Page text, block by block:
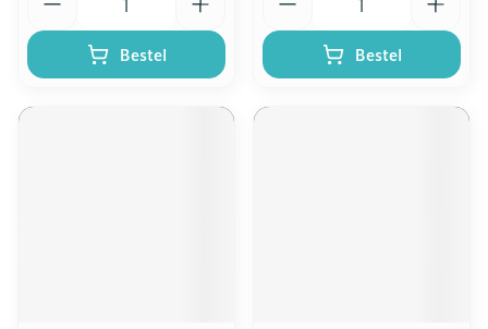
Bestel Bestel